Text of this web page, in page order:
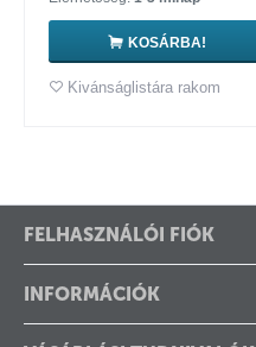
KOSÁRBA!
Kivánságlistára rakom
FELHASZNÁLÓI FIÓK
INFORMÁCIÓK